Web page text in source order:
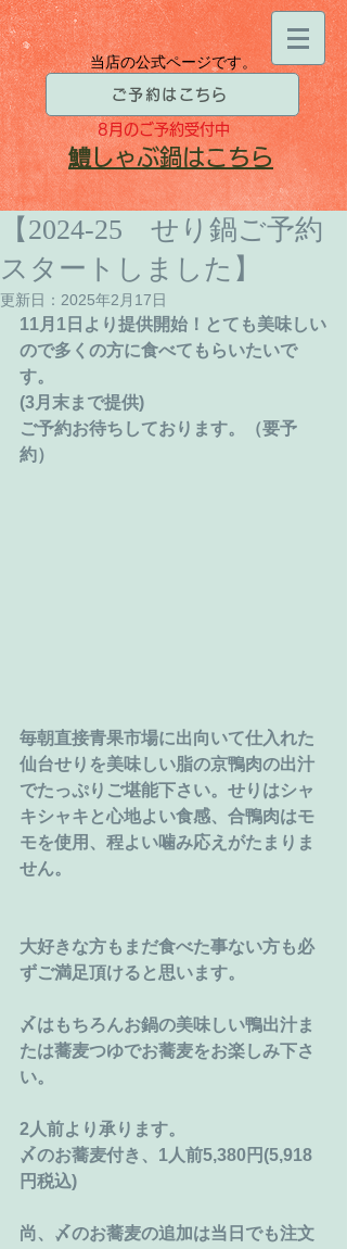
当店の公式ページです。
ご予約はこちら
8月のご予約受付中
​鱧しゃぶ鍋はこちら
【2024-25 せり鍋ご予約
スタートしました】
更新日： 2025年2月17日
11月1日より提供開始！とても美味しい
ので多くの方に食べてもらいたいで
す。
(3月末まで提供)
ご予約お待ちしております。（要予
約）
毎朝直接青果市場に出向いて仕入れた
仙台せりを美味しい脂の京鴨肉の出汁
でたっぷりご堪能下さい。せりはシャ
キシャキと心地よい食感、合鴨肉はモ
モを使用、程よい噛み応えがたまりま
せん。
大好きな方もまだ食べた事ない方も必
ずご満足頂けると思います。
〆はもちろんお鍋の美味しい鴨出汁ま
たは蕎麦つゆでお蕎麦をお楽しみ下さ
い。
2人前より承ります。
〆のお蕎麦付き、1人前5,380円(5,918
円税込)
尚、〆のお蕎麦の追加は当日でも注文